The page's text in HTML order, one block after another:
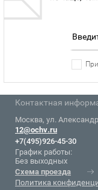
Контактная
Москва, ул.
12@ochv.ru
+7(495)926-45-30
График работы:
Без выходных
Схема проезда
Политика